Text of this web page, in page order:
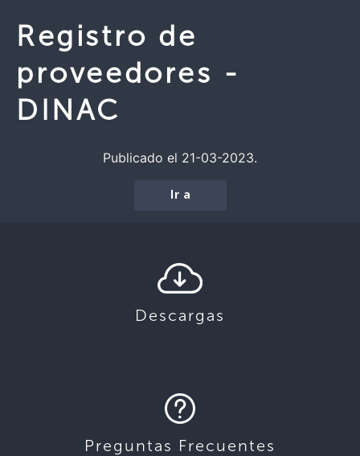
Registro de
proveedores -
DINAC
Publicado el 21-03-2023.
Ir a
Descargas
Preguntas Frecuentes